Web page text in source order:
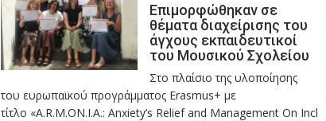
Eπιμορφώθηκαν σε
θέματα διαχείρισης του
άγχους εκπαιδευτικοί
του Μουσικού Σχολείου
Στο πλαίσιο της υλοποίησης
του ευρωπαϊκού προγράμματος Erasmus+ με
τίτλο «A.R.M.ON.I.A.: Anxiety’s Relief and Management On Incl